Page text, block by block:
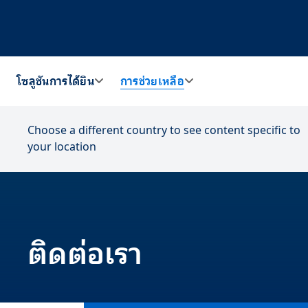
โซลูชันการได้ยิน การช่วยเหลือ
Choose a different country to see content specific to
your location
ติดต่อเรา